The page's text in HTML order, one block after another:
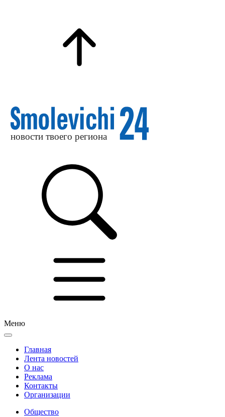
Меню
Главная
Лента новостей
О нас
Реклама
Контакты
Организации
Общество